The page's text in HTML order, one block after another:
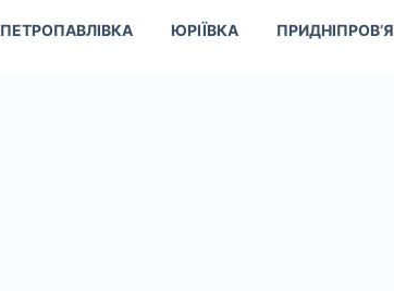
ПЕТРОПАВЛІВКА ЮРІЇВКА ПРИДНІПРОВ’Я